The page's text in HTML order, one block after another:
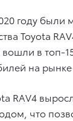
году были
Toyota
в топ-
на рынке
RAV4
что